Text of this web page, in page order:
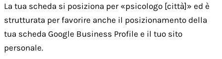
La tua scheda si posiziona per «psicologo [città]» ed è
strutturata per favorire anche il posizionamento della
tua scheda Google Business Profile e il tuo sito
personale.